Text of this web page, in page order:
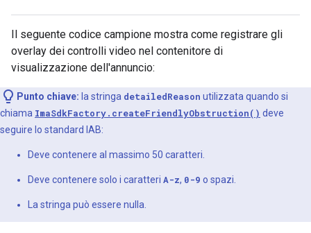
Il seguente codice campione mostra come registrare gli
overlay dei controlli video nel contenitore di
visualizzazione dell'annuncio:
Punto chiave: la stringa detailedReason utilizzata quando si
chiama ImaSdkFactory.createFriendlyObstruction() deve
seguire lo standard IAB:
Deve contenere al massimo 50 caratteri.
Deve contenere solo i caratteri A-z, 0-9 o spazi.
La stringa può essere nulla.